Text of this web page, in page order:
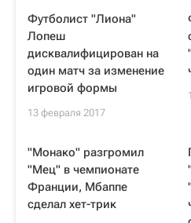
Футболист "Лиона"
Лопеш
дисквалифицирован на
один матч за изменение
игровой формы
13 февраля 2017
"Монако" разгромил
"Мец" в чемпионате
Франции, Мбаппе
сделал хет-трик